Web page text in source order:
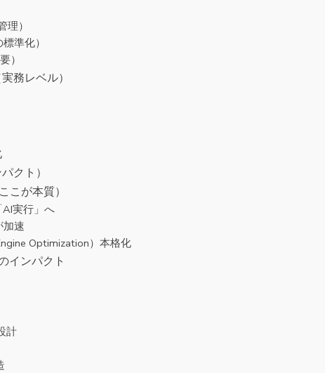
）
準化）
）
務レベル）
クト）
こが本質）
実行」へ
速
Optimization）本格化
インパクト
計